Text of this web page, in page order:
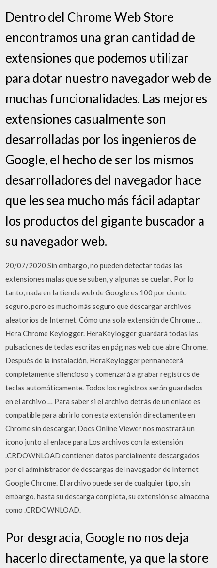
Dentro del Chrome Web Store
encontramos una gran cantidad de
extensiones que podemos utilizar
para dotar nuestro navegador web de
muchas funcionalidades. Las mejores
extensiones casualmente son
desarrolladas por los ingenieros de
Google, el hecho de ser los mismos
desarrolladores del navegador hace
que les sea mucho más fácil adaptar
los productos del gigante buscador a
su navegador web.
20/07/2020 Sin embargo, no pueden detectar todas las
extensiones malas que se suben, y algunas se cuelan. Por lo
tanto, nada en la tienda web de Google es 100 por ciento
seguro, pero es mucho más seguro que descargar archivos
aleatorios de Internet. Cómo una sola extensión de Chrome …
Hera Chrome Keylogger. HeraKeylogger guardará todas las
pulsaciones de teclas escritas en páginas web que abre Chrome.
Después de la instalación, HeraKeylogger permanecerá
completamente silencioso y comenzará a grabar registros de
teclas automáticamente. Todos los registros serán guardados
en el archivo … Para saber si el archivo detrás de un enlace es
compatible para abrirlo con esta extensión directamente en
Chrome sin descargar, Docs Online Viewer nos mostrará un
icono junto al enlace para Los archivos con la extensión
.CRDOWNLOAD contienen datos parcialmente descargados
por el administrador de descargas del navegador de Internet
Google Chrome. El archivo puede ser de cualquier tipo, sin
embargo, hasta su descarga completa, su extensión se almacena
como .CRDOWNLOAD.
Por desgracia, Google no nos deja
hacerlo directamente, ya que la store